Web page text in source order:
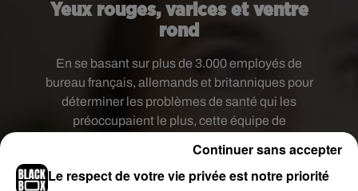
Yeux rouges, varices et ventre
rond
En se basant sur plus de 3.000 employés de
bureau français, allemands et britanniques pour
déterminer les problèmes de santé qui les
préoccupaient le plus, cette équipe de
futur. Résultat ? Emma souffrede troubles de la
posture dus à une mauvaise position pendant le
Le respect de votre vie privée est notre priorité
Continuer sans accepter